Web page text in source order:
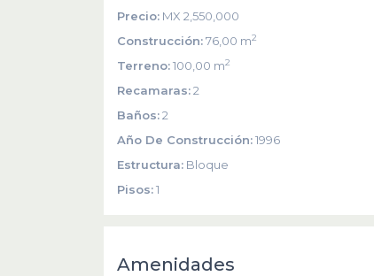
Precio: MX 2,550,000
Construcción:76,00 m2
Terreno:100,00 m2
Recamaras:2
Baños:2
Año De Construcción:1996
Estructura: Bloque
Pisos:1
Amenidades